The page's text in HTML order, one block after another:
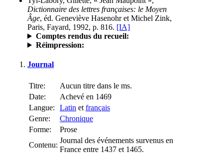
Dictionnaire des lettres françaises: le Moyen
Âge, éd. Geneviève Hasenohr et Michel Zink,
Paris, Fayard, 1992, p. 816. [IA]
Comptes rendus du recueil:
Réimpression:
Journal
Titre:
Aucun titre dans le ms.
Date:
Achevé en 1469
Langue:
Latin et français
Genre:
Chronique
Forme:
Prose
Contenu:
Journal des événements survenus en
France entre 1437 et 1465.